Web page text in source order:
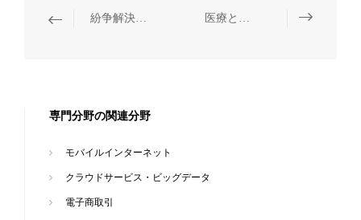
紛争解決、刑事コンプライアンス・弁護 医療と健康・薬事
専門分野の関連分野
モバイルインターネット
クラウドサービス・ビッグデータ
電子商取引